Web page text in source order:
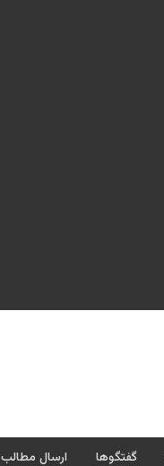
گفتگوها ارسال مطالب